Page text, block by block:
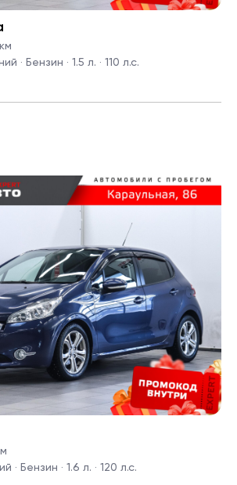
· Бензин · 1.5 л. · 110 л.с.
· Бензин · 1.6 л. · 120 л.с.